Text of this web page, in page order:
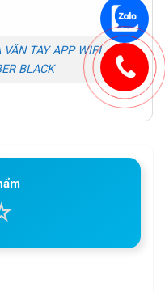
TAY APP WIFI
BLACK